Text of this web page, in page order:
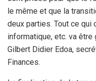
le même et que la
deux parties. Tout ce
informatique, etc. va être
Gilbert Didier Edoa,
Finances.